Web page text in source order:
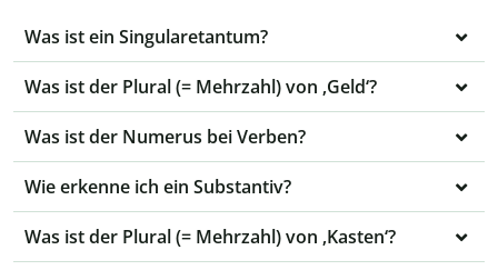
Was ist ein Singularetantum?
Was ist der Plural (= Mehrzahl) von ‚Geld‘?
Was ist der Numerus bei Verben?
Wie erkenne ich ein Substantiv?
Was ist der Plural (= Mehrzahl) von ‚Kasten‘?